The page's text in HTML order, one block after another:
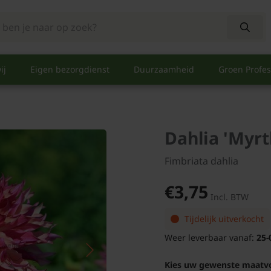
Eigen bezorgdienst Duurzaamheid Groen
Dahlia
Fimbriata dahlia
€3,75 Incl. BTW
Tijdelijk uitverkocht
Weer leverbaar vanaf:
Kies uw gewenste